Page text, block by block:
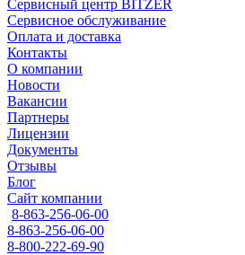
Сервисный центр BITZER
Сервисное обслуживание
Оплата и доставка
Контакты
О компании
Новости
Вакансии
Партнеры
Лицензии
Документы
Отзывы
Блог
Сайт компании
8-863-256-06-00
8-863-256-06-00
8-800-222-69-90